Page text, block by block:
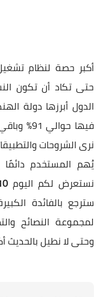
أكبر حصة لنظام
حتى تكاد أن تكون
الدول أبرزها دولة
فيها
نرى الشروحات
يُهم المستخدم دائمًا
نستعرض لكم اليوم 10 من
سترجع بالفائدة
لمجموعة النصائح
وحتى لا نطيل بالحديث